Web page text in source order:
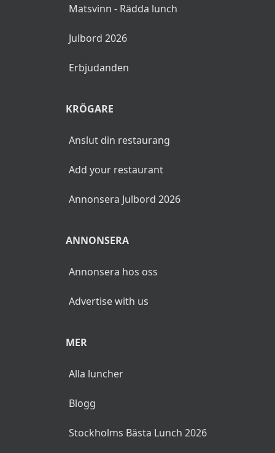
Matsvinn - Rädda lunch
Julbord 2026
Erbjudanden
KRÖGARE
Anslut din restaurang
Add your restaurant
Annonsera Julbord 2026
ANNONSERA
Annonsera hos oss
Advertise with us
MER
Alla luncher
Blogg
Stockholms Bästa Lunch 2026